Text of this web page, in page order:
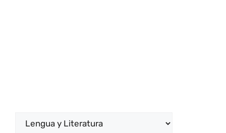
Categorías